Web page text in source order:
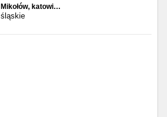
Mikołów, katowi…
śląskie